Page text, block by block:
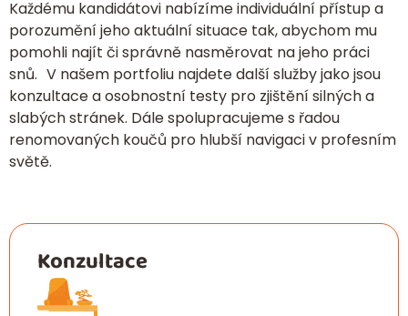
Každému kandidátovi nabízíme individuální přístup a
porozumění jeho aktuální situace tak, abychom mu
pomohli najít či správně nasměrovat na jeho práci
snů. V našem portfoliu najdete další služby jako jsou
konzultace a osobnostní testy pro zjištění silných a
slabých stránek. Dále spolupracujeme s řadou
renomovaných koučů pro hlubší navigaci v profesním
světě.
Konzultace